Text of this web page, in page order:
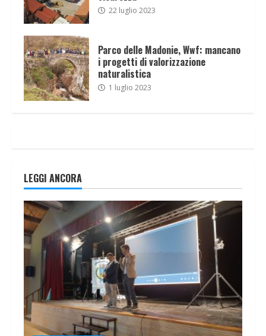
22 luglio 2023
Parco delle Madonie, Wwf: mancano
i progetti di valorizzazione
naturalistica
1 luglio 2023
LEGGI ANCORA